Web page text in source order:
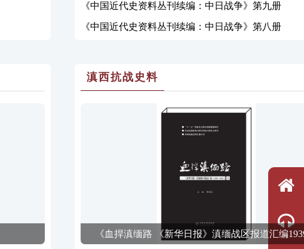
《中国近代史资料丛刊续编：中日战争》第九册
《中国近代史资料丛刊续编：中日战争》第八册
滇西抗战史料
《血捍滇缅路 《新华日报》滇缅战区报道汇编